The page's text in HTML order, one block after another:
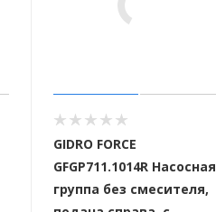
GIDRO FORCE
GFGP711.1014R Насосная
группа без смесителя,